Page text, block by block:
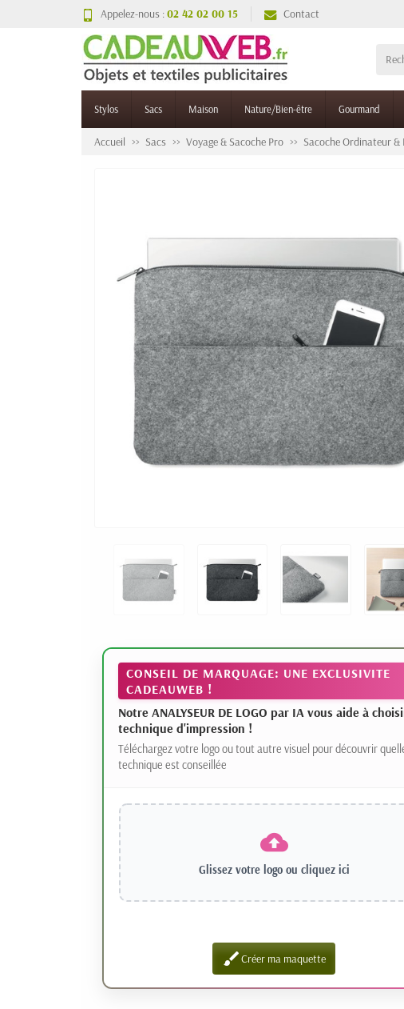
Appelez-nous :02 42 02 00 15 Contact
Stylos Sacs Maison Nature/Bien-être Gourmand
Accueil Sacs Voyage & Sacoche Pro Sacoche Ordinateur &
CONSEIL DE MARQUAGE: UNE EXCLUSIVITE
CADEAUWEB !
Notre ANALYSEUR DE LOGO par IA vous aide à
technique d'impression !
Téléchargez votre logo ou tout autre visuel pour découvrir
technique est conseillée
Glissez votre logo ou cliquez ici
brushCréer ma maquette